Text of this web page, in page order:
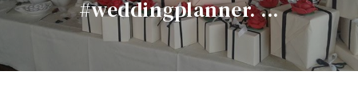
#weddingplanner. ...